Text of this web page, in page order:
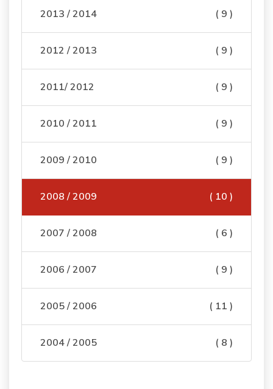
2013 / 2014 ( 9 )
2012 / 2013 ( 9 )
2011/ 2012 ( 9 )
2010 / 2011 ( 9 )
2009 / 2010 ( 9 )
2008 / 2009 ( 10 )
2007 / 2008 ( 6 )
2006 / 2007 ( 9 )
2005 / 2006 ( 11 )
2004 / 2005 ( 8 )